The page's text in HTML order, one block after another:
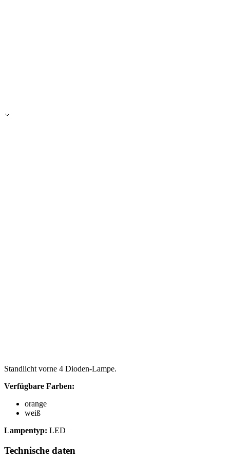
Standlicht vorne 4 Dioden-Lampe.
Verfügbare Farben:
orange
weiß
Lampentyp: LED
Technische daten